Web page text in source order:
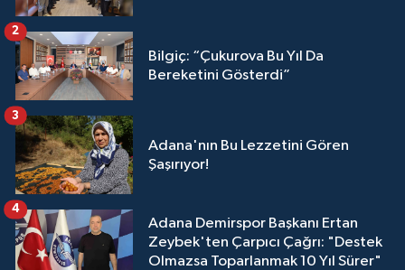
Bilgiç: “Çukurova Bu Yıl Da
Bereketini Gösterdi”
2
Adana'nın Bu Lezzetini Gören
Şaşırıyor!
3
Adana Demirspor Başkanı Ertan
Zeybek'ten Çarpıcı Çağrı: "Destek
Olmazsa Toparlanmak 10 Yıl Sürer"
4